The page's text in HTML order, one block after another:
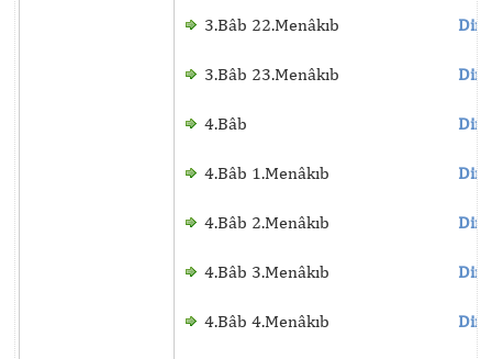
3.Bâb 22.Menâkıb
3.Bâb 23.Menâkıb
4.Bâb
4.Bâb 1.Menâkıb
4.Bâb 2.Menâkıb
4.Bâb 3.Menâkıb
4.Bâb 4.Menâkıb